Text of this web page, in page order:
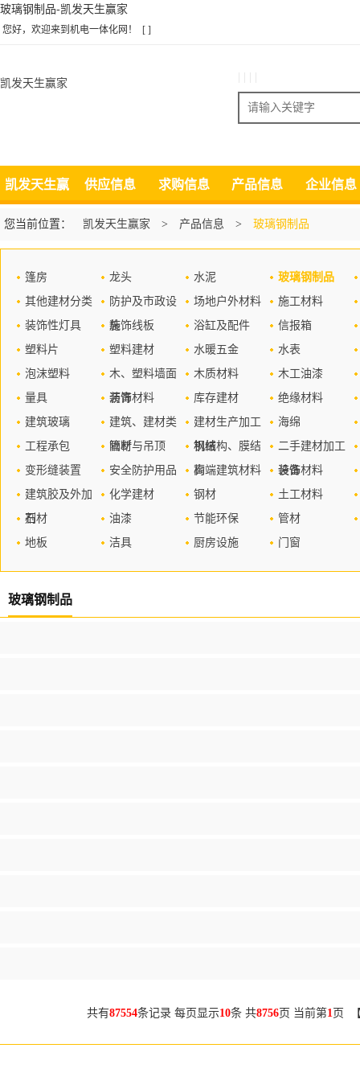
玻璃钢制品-凯发天生赢家
您好，欢迎来到机电一体化网！ [ ]
凯发天生赢家
搜索
凯发天生赢
家
供应信息 求购信息 产品信息 企业信息
您当前位置： 凯发天生赢家 > 产品信息 > 玻璃钢制品
篷房 龙头 水泥
玻璃钢制品
其他建材分类
防护及市政设
施
场地户外材料
施工材料
装饰性灯具
装饰线板 浴缸及配件
信报箱
塑料片
塑料建材 水暖五金
水表
泡沫塑料
木、塑料墙面
装饰材料
木质材料
木工油漆
量具
沥青 库存建材
绝缘材料
建筑玻璃
建筑、建材类
管材
建材生产加工
机械
海绵
工程承包
隔断与吊顶
钢结构、膜结
构
二手建材加工
设备
变形缝装置 安全防护用品 高端建筑材料
装饰材料
建筑胶及外加
剂
化学建材 钢材
土工材料
石材
油漆 节能环保
管材
地板
洁具 厨房设施 门窗
玻璃钢制品
共有87554条记录 每页显示10条 共8756页 当前第1页